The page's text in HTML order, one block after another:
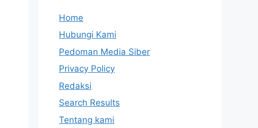
Home
Hubungi Kami
Pedoman Media Siber
Privacy Policy
Redaksi
Search Results
Tentang kami